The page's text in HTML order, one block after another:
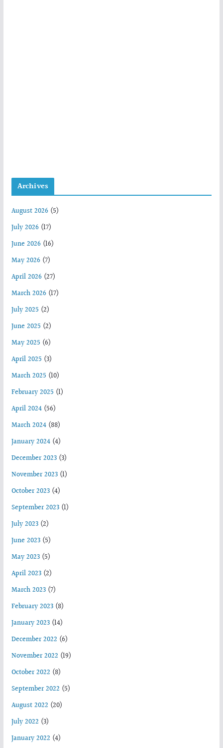
Archives
August 2026(5)
July 2026(17)
June 2026(16)
May 2026(7)
April 2026(27)
March 2026(17)
July 2025 (2)
June 2025 (2)
May 2025 (6)
April 2025 (3)
March 2025 (10)
February 2025 (1)
April 2024(56)
March 2024(88)
January 2024(4)
December 2023(3)
November 2023(1)
October 2023(4)
September 2023(1)
July 2023(2)
June 2023(5)
May 2023(5)
April 2023(2)
March 2023(7)
February 2023(8)
January 2023(14)
December 2022 (6)
November 2022 (19)
October 2022 (8)
September 2022 (5)
August 2022 (20)
July 2022 (3)
January 2022 (4)